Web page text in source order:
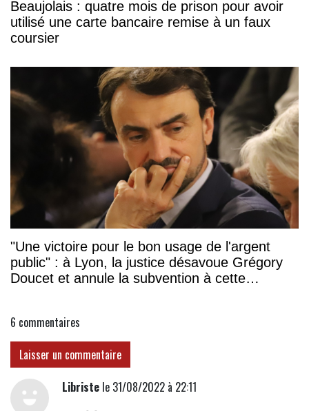
Beaujolais : quatre mois de prison pour avoir
utilisé une carte bancaire remise à un faux
coursier
"Une victoire pour le bon usage de l'argent
public" : à Lyon, la justice désavoue Grégory
Doucet et annule la subvention à cette
6 commentaires
Laisser un commentaire
Libristele 31/08/2022 à 22:11